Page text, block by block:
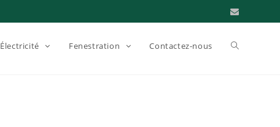
Électricité Fenestration Contactez-nous